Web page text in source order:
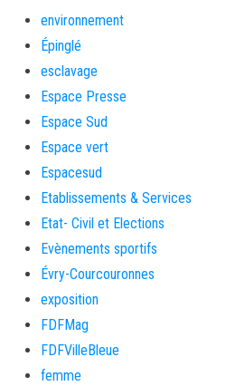
environnement
Épinglé
esclavage
Espace Presse
Espace Sud
Espace vert
Espacesud
Etablissements & Services
Etat- Civil et Elections
Evènements sportifs
Évry-Courcouronnes
exposition
FDFMag
FDFVilleBleue
femme